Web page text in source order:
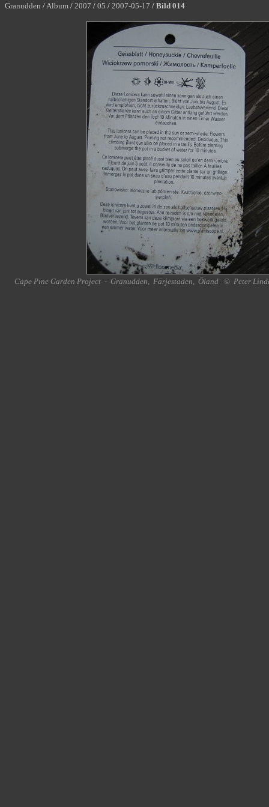
Granudden /Album / 2007 / 05 / 2007-05-17 / Bild 014
Cape Pine Garden Project - Granudden, Färjestaden, Öland © Peter